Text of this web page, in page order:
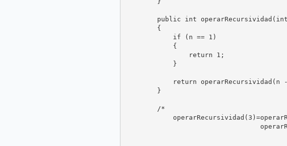
public int
        {
            if (n == 1)
            {
                return 1;
            }
return operarRecursividad(n
        }
        /*